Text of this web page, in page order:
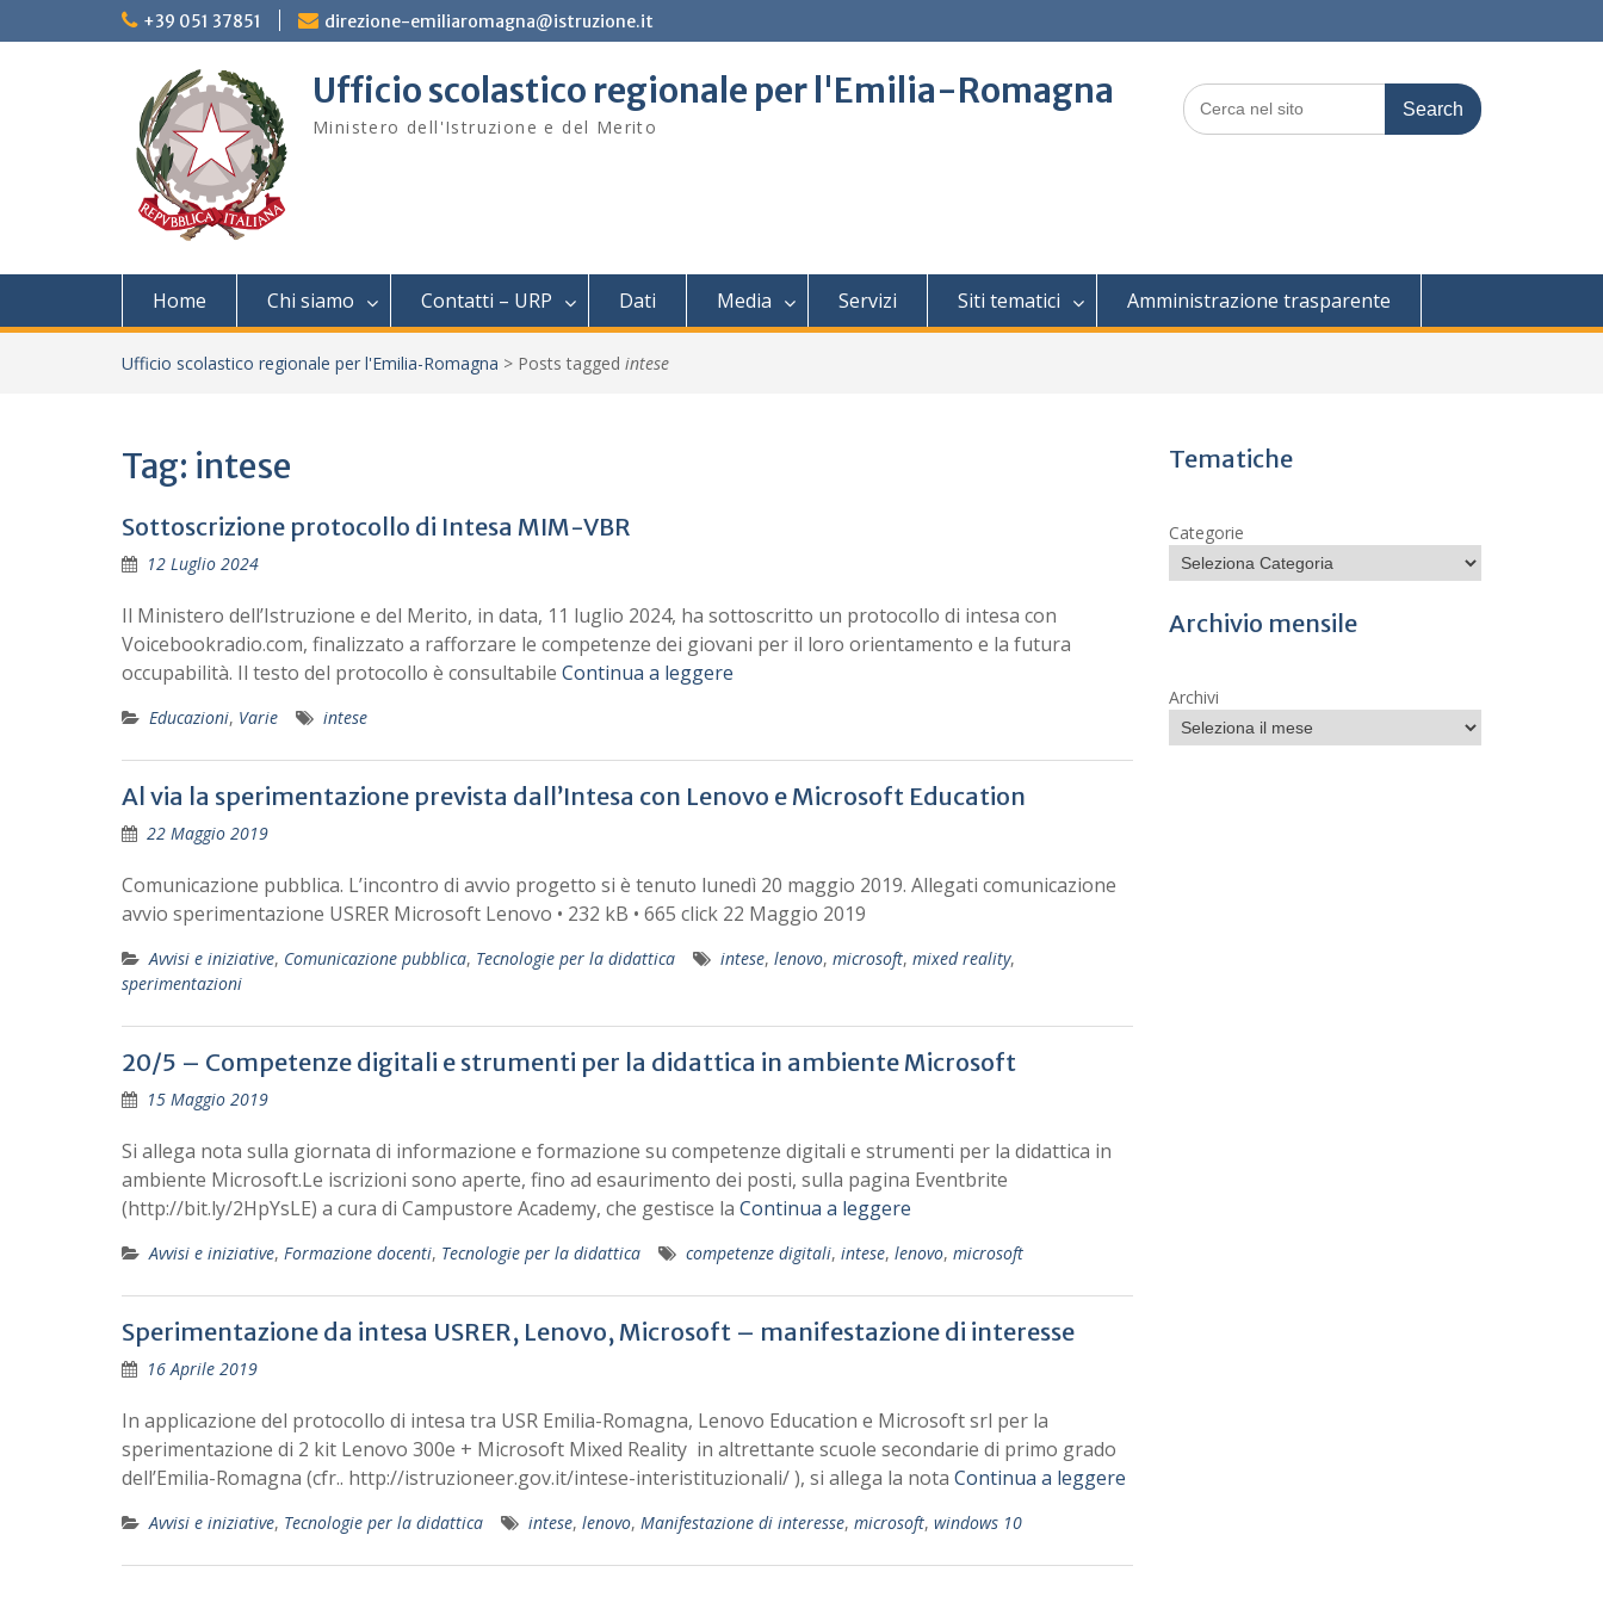
to
+39 051 37851 direzione-emiliaromagna@istruzione.it
Ufficio scolastico regionale per l'Emilia-Romagna
Ministero dell'Istruzione e del Merito
Search
for:
Home Chi siamo Contatti – URP Dati Media Servizi Siti tematici Amministrazione trasparente
Ufficio scolastico regionale per l'Emilia-Romagna > Posts tagged intese
Tag: intese
Sottoscrizione protocollo di Intesa MIM-VBR
12 Luglio 2024
Il Ministero dell’Istruzione e del Merito, in data, 11 luglio 2024, ha sottoscritto un protocollo di intesa con
Voicebookradio.com, finalizzato a rafforzare le competenze dei giovani per il loro orientamento e la futura
occupabilità. Il testo del protocollo è consultabile Continua a leggere
Educazioni, Varie intese
Al via la sperimentazione prevista dall’Intesa con Lenovo e Microsoft Education
22 Maggio 2019
Comunicazione pubblica. L’incontro di avvio progetto si è tenuto lunedì 20 maggio 2019. Allegati comunicazione
avvio sperimentazione USRER Microsoft Lenovo • 232 kB • 665 click 22 Maggio 2019
Avvisi e iniziative, Comunicazione pubblica, Tecnologie per la didattica intese, lenovo, microsoft, mixed reality,
sperimentazioni
20/5 – Competenze digitali e strumenti per la didattica in ambiente Microsoft
15 Maggio 2019
Si allega nota sulla giornata di informazione e formazione su competenze digitali e strumenti per la didattica in
ambiente Microsoft.Le iscrizioni sono aperte, fino ad esaurimento dei posti, sulla pagina Eventbrite
(http://bit.ly/2HpYsLE) a cura di Campustore Academy, che gestisce la Continua a leggere
Avvisi e iniziative, Formazione docenti, Tecnologie per la didattica competenze digitali, intese, lenovo, microsoft
Sperimentazione da intesa USRER, Lenovo, Microsoft – manifestazione di interesse
16 Aprile 2019
In applicazione del protocollo di intesa tra USR Emilia-Romagna, Lenovo Education e Microsoft srl per la
sperimentazione di 2 kit Lenovo 300e + Microsoft Mixed Reality in altrettante scuole secondarie di primo grado
dell’Emilia-Romagna (cfr.. http://istruzioneer.gov.it/intese-interistituzionali/ ), si allega la nota Continua a leggere
Avvisi e iniziative, Tecnologie per la didattica intese, lenovo, Manifestazione di interesse, microsoft, windows 10
Tematiche
Categorie
Archivio mensile
Archivi